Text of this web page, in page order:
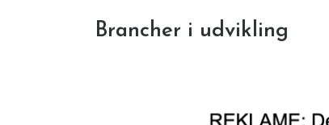
Brancher i udvikling